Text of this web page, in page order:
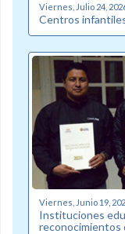
Viernes, Julio 24,
Centros
Viernes, Junio 19,
Instituciones
reconocimientos